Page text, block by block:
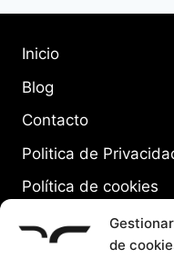
de
Inicio
Blog
Contacto
Politica de
Política de cookies